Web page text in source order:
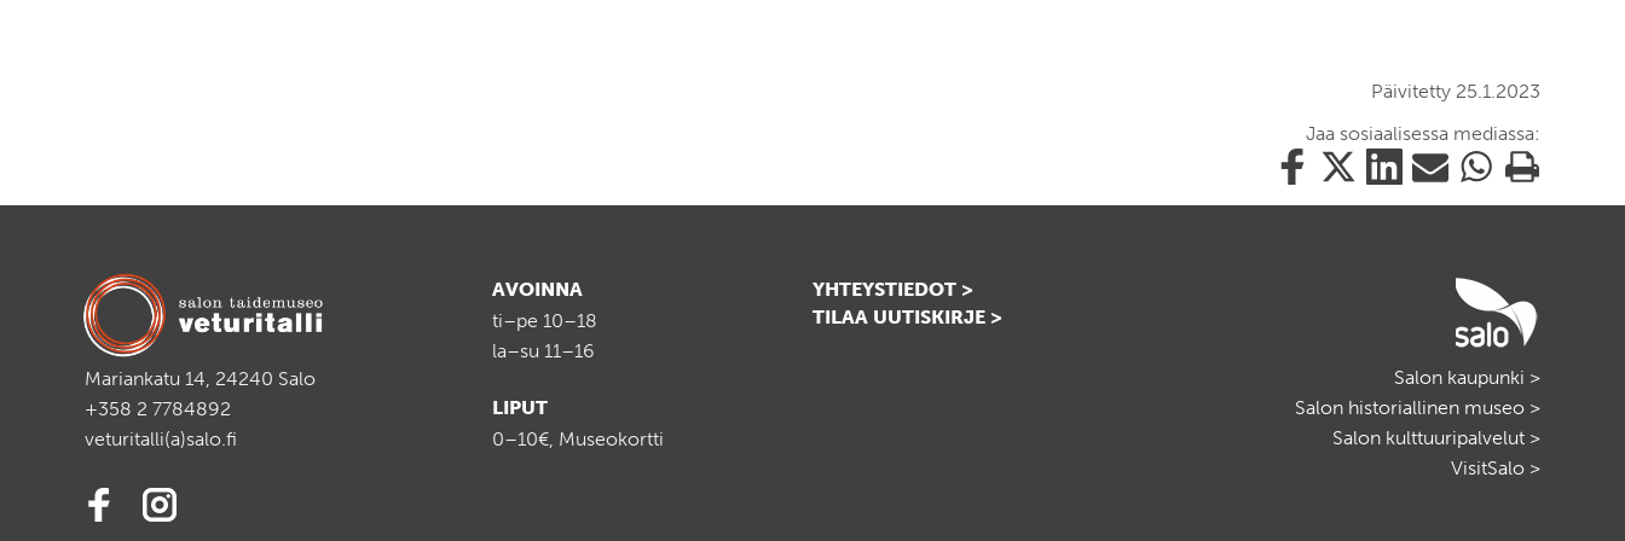
Päivitetty 25.1.2023
Jaa sosiaalisessa mediassa:
Jaa
tämä
Jaa
Jaa
tämä
Jaa
Jaa
Tulosta
Mariankatu 14, 24240 Salo
+358 2 7784892
veturitalli(a)salo.fi
AVOINNA
ti–pe 10–18
la–su 11–16
LIPUT
0–10€, Museokortti
YHTEYSTIEDOT >
TILAA UUTISKIRJE >
Salon kaupunki >
Salon historiallinen museo >
Salon kulttuuripalvelut >
VisitSalo >